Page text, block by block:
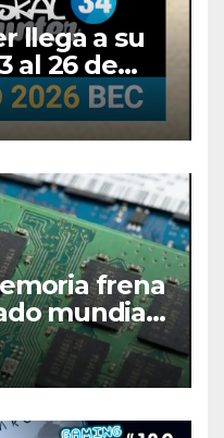
llega a su
al 26 de
frena
mundial